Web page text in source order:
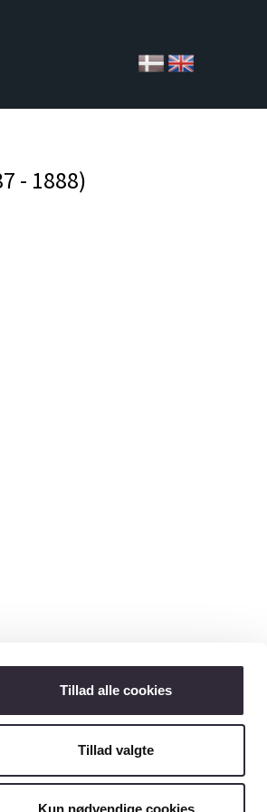
Tillad alle cookies
Tillad valgte
Kun nødvendige cookies
- 1888)